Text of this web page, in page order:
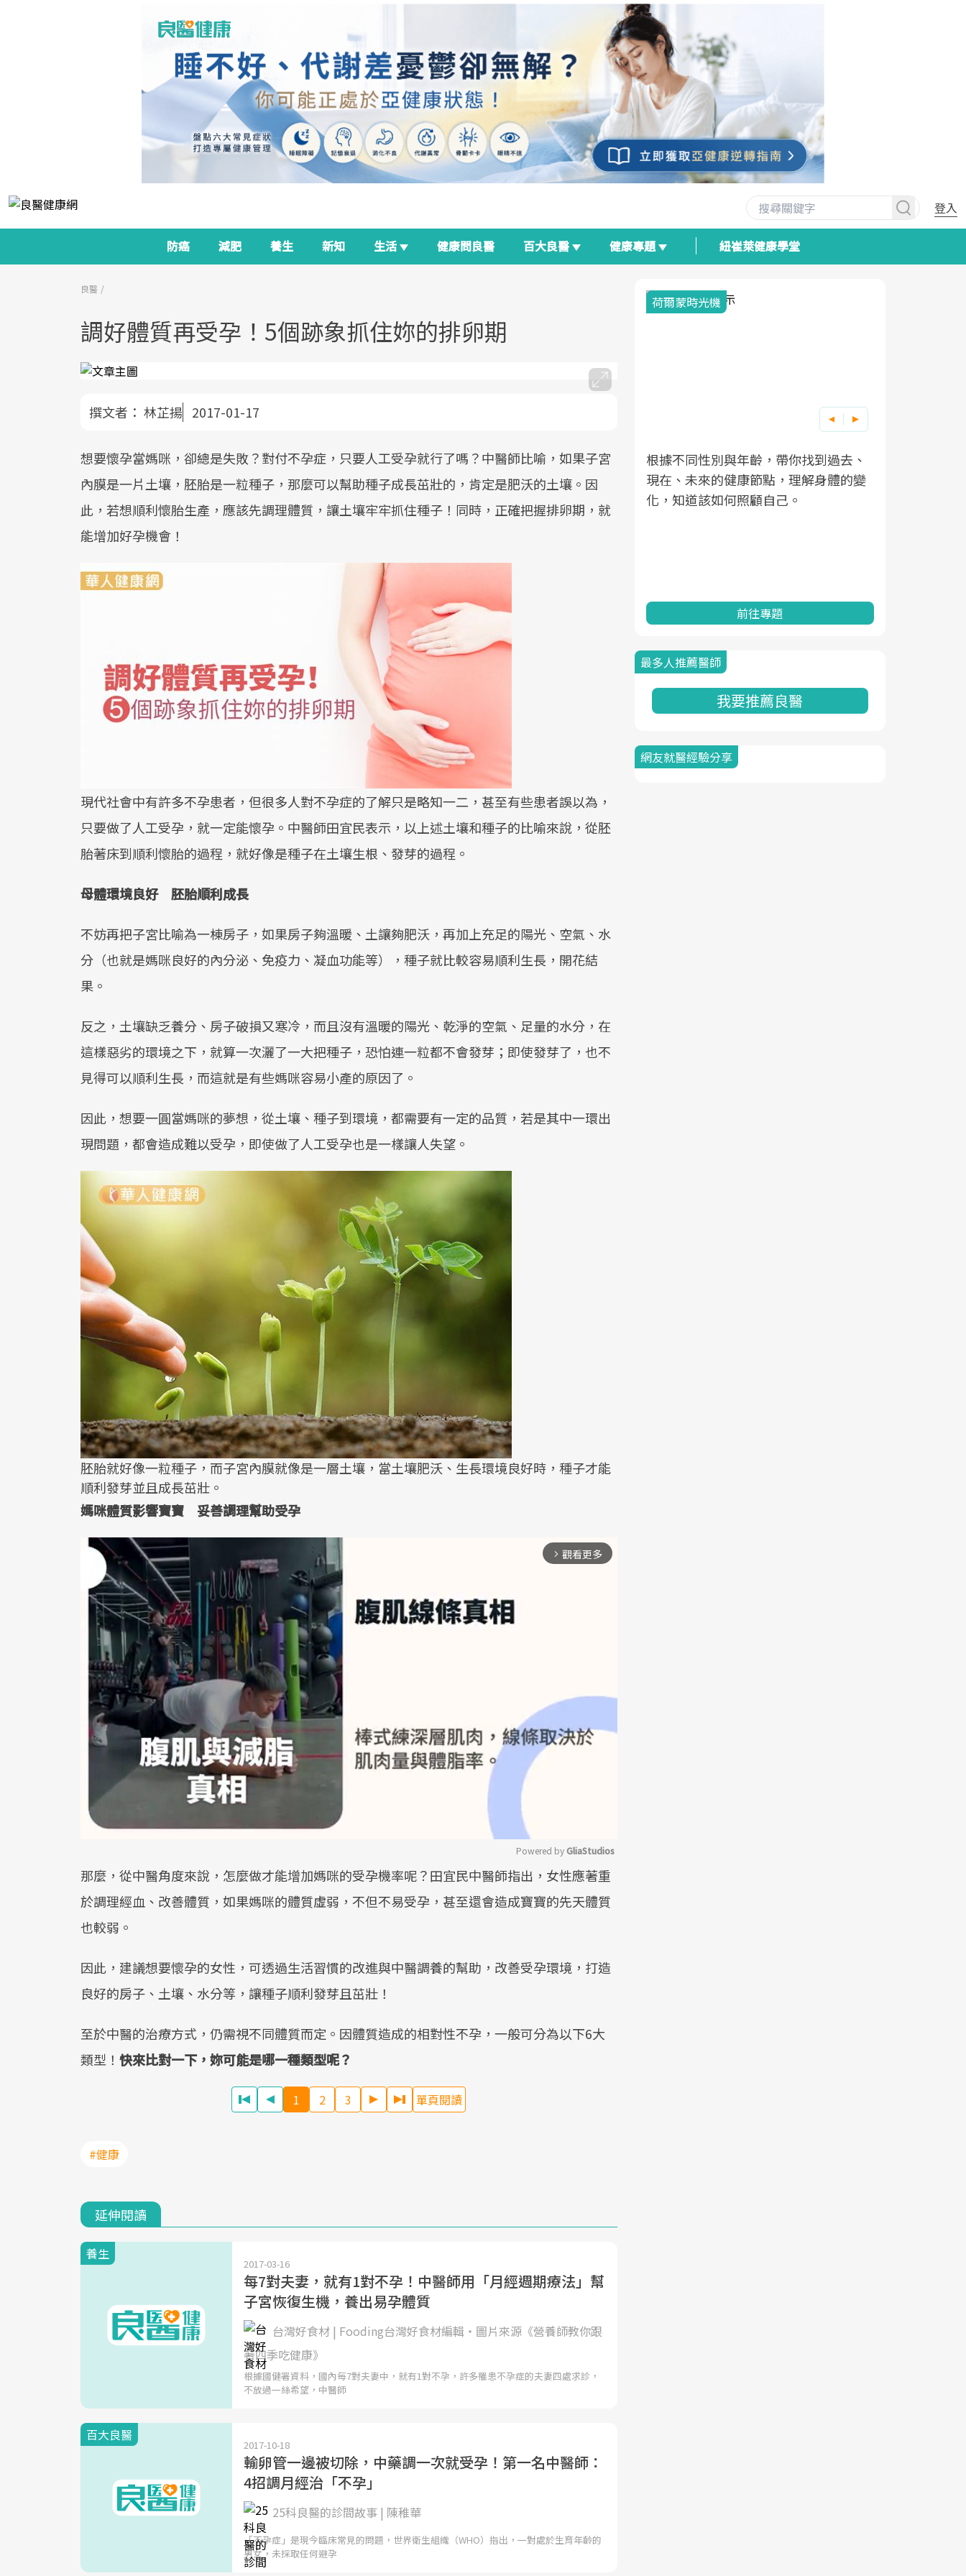
登入
防癌 減肥 養生 新知 生活 健康問良醫 百大良醫 健康專題 紐崔萊健康學堂
良醫
調好體質再受孕！5個跡象抓住妳的排卵期
撰文者： 林芷揚 2017-01-17
想要懷孕當媽咪，卻總是失敗？對付不孕症，只要人工受孕就行了嗎？中醫師比喻，如果子宮
內膜是一片土壤，胚胎是一粒種子，那麼可以幫助種子成長茁壯的，肯定是肥沃的土壤。因
此，若想順利懷胎生產，應該先調理體質，讓土壤牢牢抓住種子！同時，正確把握排卵期，就
能增加好孕機會！
現代社會中有許多不孕患者，但很多人對不孕症的了解只是略知一二，甚至有些患者誤以為，
只要做了人工受孕，就一定能懷孕。中醫師田宜民表示，以上述土壤和種子的比喻來說，從胚
胎著床到順利懷胎的過程，就好像是種子在土壤生根、發芽的過程。
母體環境良好 胚胎順利成長
不妨再把子宮比喻為一棟房子，如果房子夠溫暖、土讓夠肥沃，再加上充足的陽光、空氣、水
分（也就是媽咪良好的內分泌、免疫力、凝血功能等），種子就比較容易順利生長，開花結
果。
反之，土壤缺乏養分、房子破損又寒冷，而且沒有溫暖的陽光、乾淨的空氣、足量的水分，在
這樣惡劣的環境之下，就算一次灑了一大把種子，恐怕連一粒都不會發芽；即使發芽了，也不
見得可以順利生長，而這就是有些媽咪容易小產的原因了。
因此，想要一圓當媽咪的夢想，從土壤、種子到環境，都需要有一定的品質，若是其中一環出
現問題，都會造成難以受孕，即使做了人工受孕也是一樣讓人失望。
胚胎就好像一粒種子，而子宮內膜就像是一層土壤，當土壤肥沃、生長環境良好時，種子才能
順利發芽並且成長茁壯。
媽咪體質影響寶寶 妥善調理幫助受孕
arrow_forward_ios 觀看更多
Mute
Powered by GliaStudios
那麼，從中醫角度來說，怎麼做才能增加媽咪的受孕機率呢？田宜民中醫師指出，女性應著重
於調理經血、改善體質，如果媽咪的體質虛弱，不但不易受孕，甚至還會造成寶寶的先天體質
也較弱。
因此，建議想要懷孕的女性，可透過生活習慣的改進與中醫調養的幫助，改善受孕環境，打造
良好的房子、土壤、水分等，讓種子順利發芽且茁壯！
至於中醫的治療方式，仍需視不同體質而定。因體質造成的相對性不孕，一般可分為以下6大
類型！ 快來比對一下，妳可能是哪一種類型呢？
1 2 3 單頁閱讀
#健康
延伸閱讀
養生
2017-03-16
每7對夫妻，就有1對不孕！中醫師用「月經週期療法」幫
子宮恢復生機，養出易孕體質
台灣好食材 | Fooding台灣好食材編輯‧圖片來源《營養師教你跟
著四季吃健康》
根據國健署資料，國內每7對夫妻中，就有1對不孕，許多罹患不孕症的夫妻四處求診，
不放過一絲希望，中醫師
百大良醫
2017-10-18
輸卵管一邊被切除，中藥調一次就受孕！第一名中醫師：
4招調月經治「不孕」
25科良醫的診間故事 | 陳稚華
「不孕症」是現今臨床常見的問題，世界衛生組織（WHO）指出，一對處於生育年齡的
男女，未採取任何避孕
面對超高齡社會的浪潮，台灣正在快速
邁向「健康照護」的新時代。隨著國家
政策如「健康台灣推動委員會」與「長
照3.0」的推進，「預防醫學」已成全民
療院所的服務，更是民眾了解自身健康
前往專題
2025年，就到良醫生活祭體驗「一站式
健康新生活」，從講座、體驗到運動，
全面啟動你的健康革命！
前往專題
良醫健康網從「換季的身體變化」出
發，透過醫學觀點與日常感受的對話，
建立對亞健康的認知，進而引導實際的
改善行動。
前往專題
荷爾蒙時光機
根據不同性別與年齡，帶你找到過去、
現在、未來的健康節點，理解身體的變
化，知道該如何照顧自己。
前往專題
最多人推薦醫師
我要推薦良醫
網友就醫經驗分享